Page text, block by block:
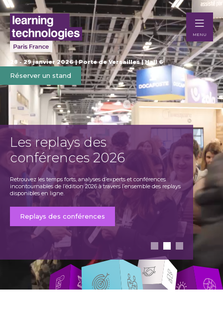
28 - 29 janvier 2026 | Porte de Versailles | Hall 6
Réserver un stand
MENU
Les replays des
conférences 2026
Retrouvez les temps forts, analyses d’experts et conférences
incontournables de l’édition 2026 à travers l’ensemble des replays
disponibles en ligne.
Replays des conférences
France.